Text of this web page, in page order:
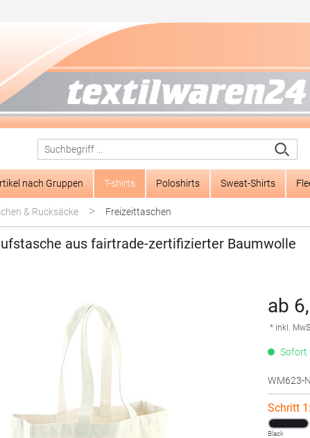
nach Gruppen T-shirts Poloshirts Sweat-Shirts
& Rucksäcke > Freizeittaschen
aus fairtrade-zertifizierter Baumwolle
ab
* inkl.
Sofort
WM623-
Schritt
Black